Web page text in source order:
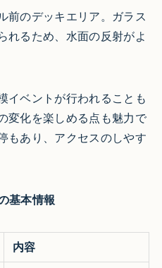
前のデッキエリア。ガラス
れるため、水面の反射がよ
イベントが行われることも
変化を楽しめる点も魅力で
もあり、アクセスのしやす
基本情報
内容